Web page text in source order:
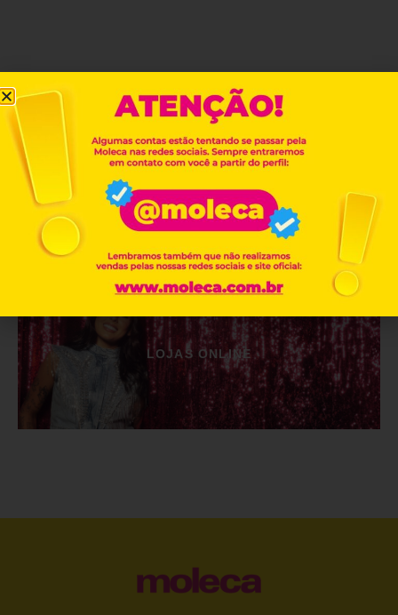
REF. 5824.101
Encontre este produto
LOJAS FÍSICAS
LOJAS ONLINE